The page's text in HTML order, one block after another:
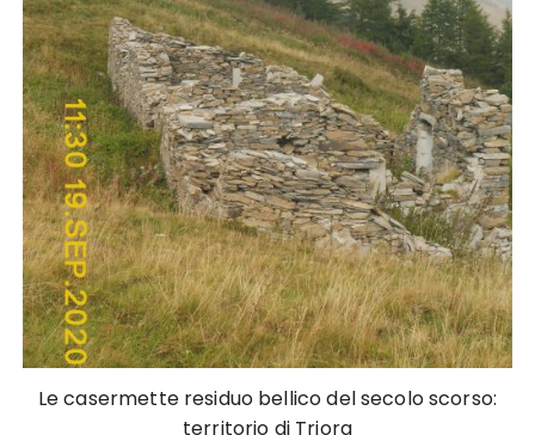
Le casermette residuo bellico del secolo scorso:
territorio di Triora